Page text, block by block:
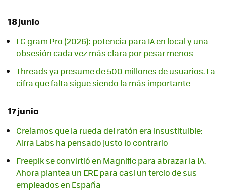
18 junio
LG gram Pro (2026): potencia para IA en local y una
obsesión cada vez más clara por pesar menos
Threads ya presume de 500 millones de usuarios. La
cifra que falta sigue siendo la más importante
17 junio
Creíamos que la rueda del ratón era insustituible:
Airra Labs ha pensado justo lo contrario
Freepik se convirtió en Magnific para abrazar la IA.
Ahora plantea un ERE para casi un tercio de sus
empleados en España